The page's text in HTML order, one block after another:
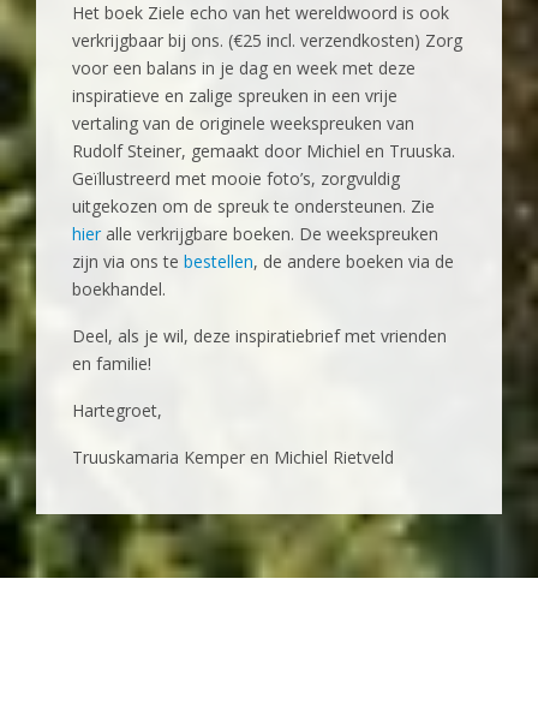
Het boek Ziele echo van het wereldwoord is ook
verkrijgbaar bij ons. (€25 incl. verzendkosten) Zorg
voor een balans in je dag en week met deze
inspiratieve en zalige spreuken in een vrije
vertaling van de originele weekspreuken van
Rudolf Steiner, gemaakt door Michiel en Truuska.
Geïllustreerd met mooie foto’s, zorgvuldig
uitgekozen om de spreuk te ondersteunen. Zie
hieralle verkrijgbare boeken. De weekspreuken
zijn via ons te bestellen, de andere boeken via de
boekhandel.
Deel, als je wil, deze inspiratiebrief met vrienden
en familie!
‍Hartegroet,
Truuskamaria Kemper en Michiel Rietveld